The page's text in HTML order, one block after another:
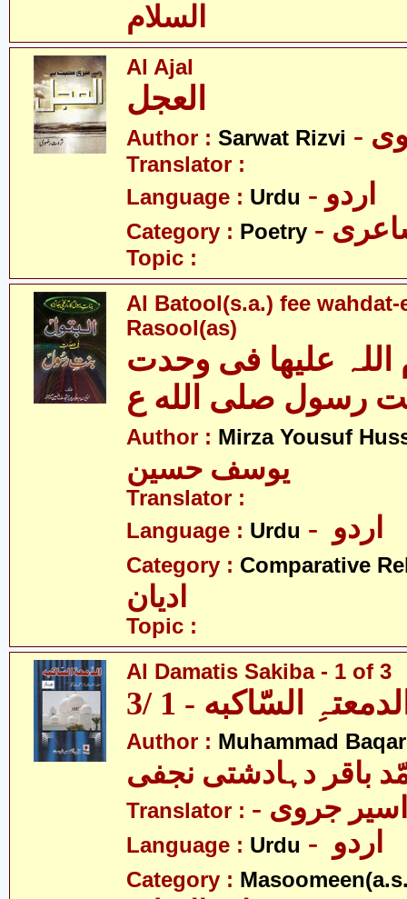
السلام
Al Ajal
العجل
Author : Sarwat Rizvi
Translator :
Language : Urdu - اردو
Category : Poetry
Topic :
Al Batool(s.a.) fee wahdat-
Rasool(as)
اللہ علیھا فی وحدت
رسول صلى الله ع
Author : Mirza Yousuf
یوسف حسین
Translator :
Language : Urdu
Category : Comparative
ادیان
Topic :
Al Damatis Sakiba - 1 of 3
السّاکبه - 1 /3
Author : Muhammad
باقر دہادشتی نجفی
Translator : اسیر جروی
Language : Urdu
Category :